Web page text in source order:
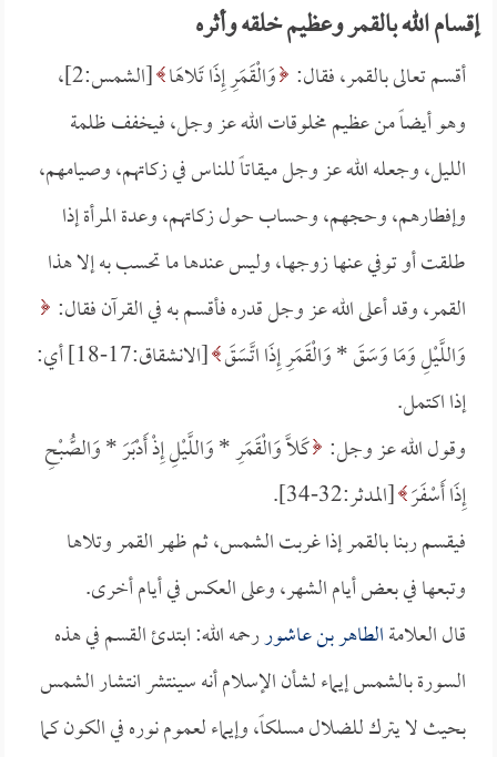
إقسام الله بالقمر وعظيم خلقه وأثره
أقسم تعالى بالقمر، فقال: وَالْقَمَرِ إِذَا تَلاهَا
[الشمس:2]،
وهو أيضاً من عظيم مخلوقات الله عز وجل، فيخفف ظلمة
الليل، وجعله الله عز وجل ميقاتاً للناس في زكاتهم، وصيامهم،
وإفطارهم، وحجهم، وحساب حول زكاتهم، وعدة المرأة إذا
طلقت أو توفي عنها زوجها، وليس عندها ما تحسب به إلا هذا
القمر، وقد أعلى الله عز وجل قدره فأقسم به في القرآن فقال:
وَاللَّيْلِ وَمَا وَسَقَ *وَالْقَمَرِ إِذَا اتَّسَقَ
[الانشقاق:17-18] أي:
إذا اكتمل.
وقول الله عز وجل: كَلَّا وَالْقَمَرِ *وَاللَّيْلِ إِذْ أَدْبَرَ *وَالصُّبْحِ
إِذَا أَسْفَرَ [المدثر:32-34].
فيقسم ربنا بالقمر إذا غربت الشمس، ثم ظهر القمر وتلاها
وتبعها في بعض أيام الشهر، وعلى العكس في أيام أخرى.
قال العلامةالطاهر بن عاشوررحمه الله: ابتدئ القسم في هذه
السورة بالشمس إيماء لشأن الإسلام أنه سينتشر انتشار الشمس
بحيث لا يترك للضلال مسلكاً، وإيماء لعموم نوره في الكون كما